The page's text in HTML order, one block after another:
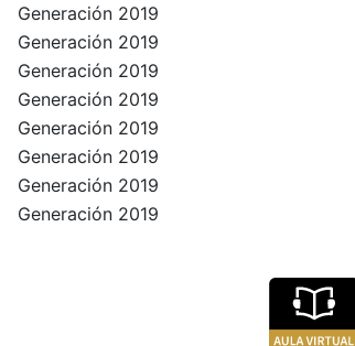
Generación 2019
Generación 2019
Generación 2019
Generación 2019
Generación 2019
Generación 2019
Generación 2019
Generación 2019